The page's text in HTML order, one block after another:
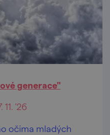
generace"
'26
očima mladých